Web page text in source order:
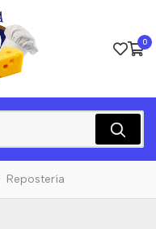
0
Repostería